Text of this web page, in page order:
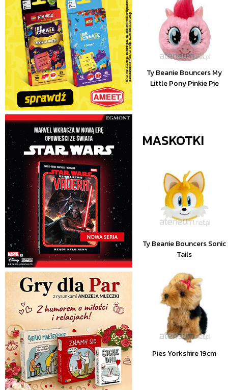
Ty Beanie Bouncers My
Little Pony Pinkie Pie
MASKOTKI
Ty Beanie Bouncers Sonic
Tails
Pies Yorkshire 19cm